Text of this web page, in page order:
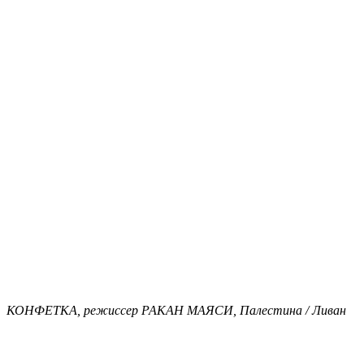
КОНФЕТКА, режиссер РАКАН МАЯСИ, Палестина / Ливан